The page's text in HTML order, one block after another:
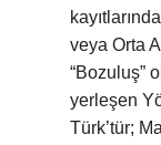
veya Orta
“Bozuluş”
yerleşen
Türk’tür;